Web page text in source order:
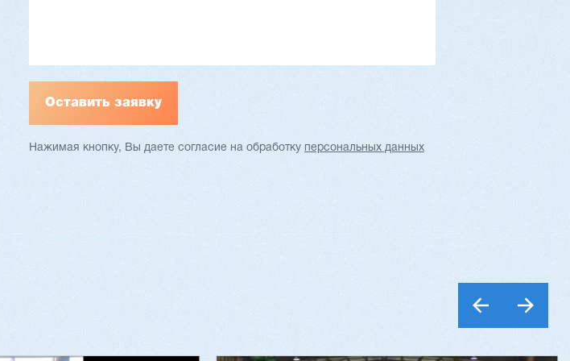
Нажимая кнопку, Вы даете согласие на обработку персональных данных